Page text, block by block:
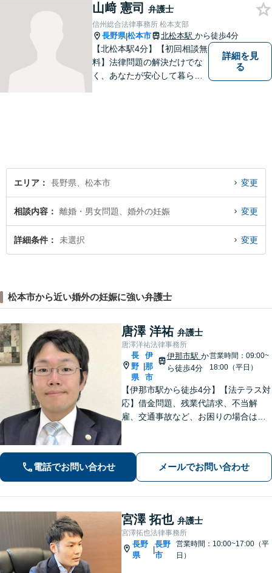
山﨑 憲司 弁護士
信州総合法律事務所 松本支部
長野県|松本市 北松本駅 から徒歩4分
【北松本駅4分】【初回相談無
料】法律問題の解決だけでな
く、あなたが安心して暮らせ
テラス利用可】
詳細を見
る
エリア 長野県、松本市 変更
相談内容 離婚・男女問題、婚外の妊娠 変更
詳細条件 未選択 変更
松本市から近い婚外の妊娠に強い弁護士
唐澤 洋祐 弁護士
唐澤洋祐法律事務所
長
野
県
伊
那
市
伊那市駅 か
ら徒歩4分
営業時間：09:00~
18:00（平日）
【伊那市駅から徒歩4分】【法テラス対
応】借金問題、残業代請求、不当解
雇、交通事故など、お困りの場合はす
ます!【秘密厳守】【破産管財人】
電話でお問い合わせ メールでお問い合わせ
宮澤 拓也 弁護士
宮澤拓也法律事務所
長野
県
|
長野
市
営業時間：10:00~17:00（平
日）